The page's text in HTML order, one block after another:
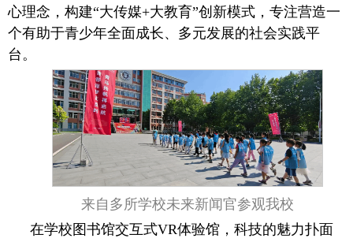
心理念，构建“大传媒+大教育”创新模式，专注营造一
个有助于青少年全面成长、多元发展的社会实践平
台。
来自多所学校未来新闻官参观我校
在学校图书馆交互式VR体验馆，科技的魅力扑面